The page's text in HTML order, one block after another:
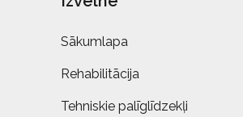
Sākumlapa
Rehabilitācija
Tehniskie palīglīdzekļi